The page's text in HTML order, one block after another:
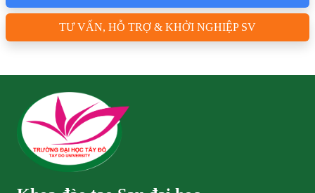
TƯ VẤN, HỖ TRỢ & KHỞI NGHIỆP SV